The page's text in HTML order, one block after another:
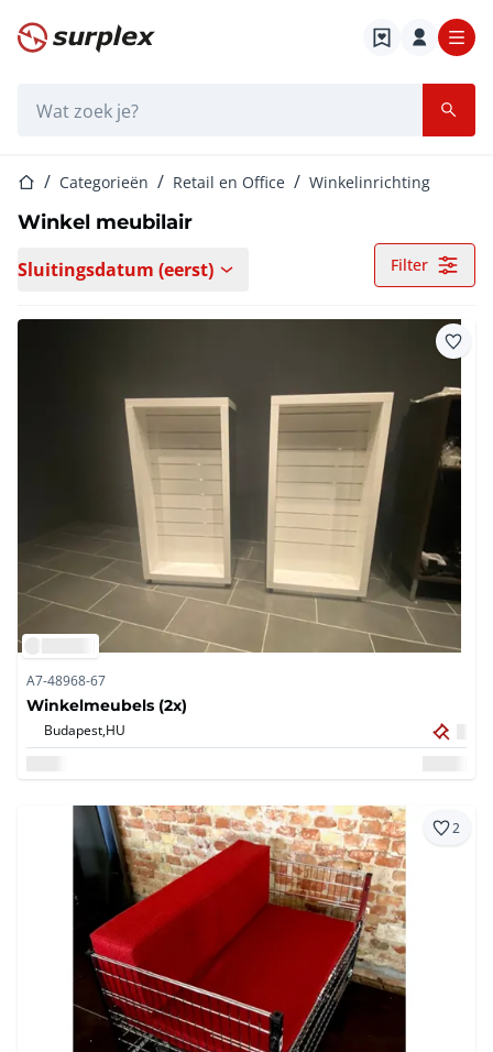
Startpagina
StartpaginaCategorieën Retail en Office Winkelinrichting
Winkel meubilair
Sluitingsdatum (eerst) Filter
A7-48968-67
Winkelmeubels (2x)
Budapest,HU
2